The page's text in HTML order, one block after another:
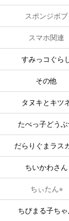
スポンジボブ
スマホ関連
すみっコぐら
その他
タヌキとキツ
たべっ子どうぶ
だらりぐまラス
ちいかわさん
ちぃたん⭐︎
ちびまる子ちゃ